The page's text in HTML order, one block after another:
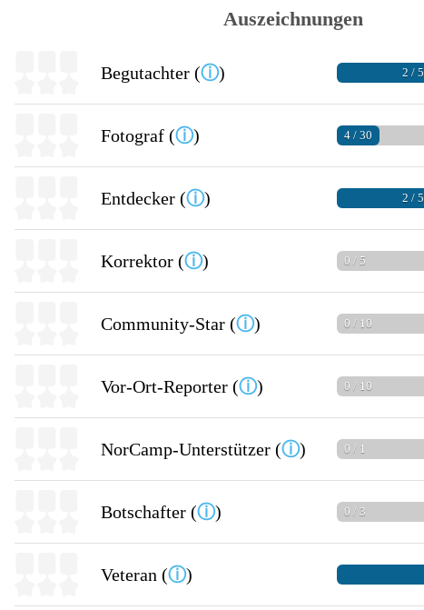
Auszeichnungen
Begutachter (ⓘ) 2 / 5
Fotograf (ⓘ) 4 / 30
Entdecker (ⓘ) 2 / 5
Korrektor (ⓘ) 0 / 5
Community-Star (ⓘ) 0 / 10
Vor-Ort-Reporter (ⓘ) 0 / 10
NorCamp-Unterstützer (ⓘ) 0 / 1
Botschafter (ⓘ) 0 / 3
Veteran (ⓘ)